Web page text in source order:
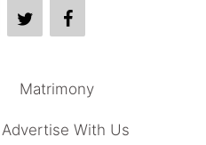
Matrimony
Advertise With Us